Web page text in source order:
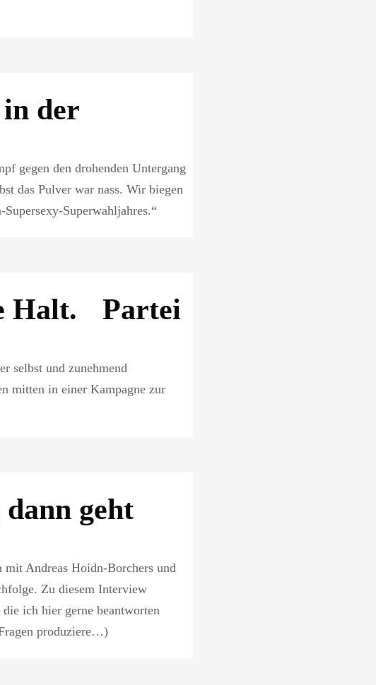
in der
gegen den drohenden Untergang
das Pulver war nass. Wir biegen
Superwahljahres.“
Halt. Partei
selbst und zunehmend
mitten in einer Kampagne zur
geht
Andreas Hoidn-Borchers und
Zu diesem Interview
ich hier gerne beantworten
produziere…)